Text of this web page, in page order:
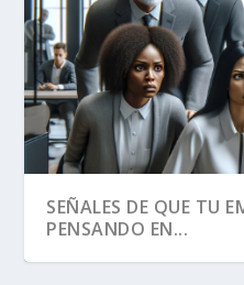
SEÑALES DE QUE TU
PENSANDO EN...